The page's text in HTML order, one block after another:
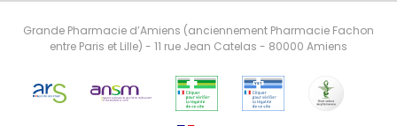
Grande Pharmacie d’Amiens (anciennement Pharmacie Fachon
entre Paris et Lille) - 11 rue Jean Catelas - 80000 Amiens